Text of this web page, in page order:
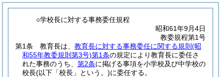
○学校長に対する事務委任規程
昭和61年9月4日
教委規程第1号
第1条
教育長は、 教育長に対する事務委任に関する規則 (昭
和55年教委規則第3号)第1条の規定により教育長に委任さ
れた事務のうち、 第2条に掲げる事項を小学校及び中学校の
校長(以下「校長」という。)に委任する。